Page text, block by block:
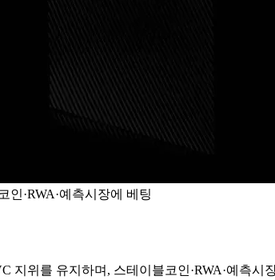
·RWA·예측시장에 베팅
지위를 유지하며, 스테이블코인·RWA·예측시